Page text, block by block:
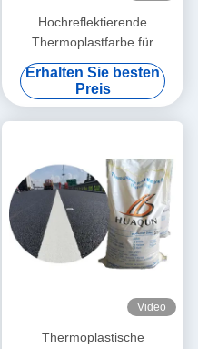
Hochreflektierende
Thermoplastfarbe für
langlebige und
wetterbeständige
Straßenmarkierungen
Erhalten Sie besten
Preis
Video
Thermoplastische